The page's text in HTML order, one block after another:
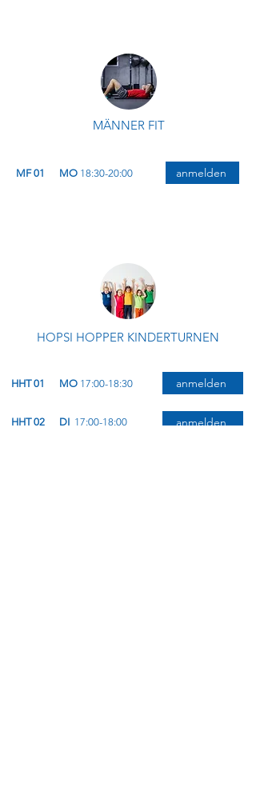
MÄNNER FIT
MF 01 MO 18:30-20:00 anmelden
HOPSI HOPPER KINDERTURNEN
HHT 01 MO 17:00-18:30
HHT 02 DI 17:00-18:00
anmelden
anmelden